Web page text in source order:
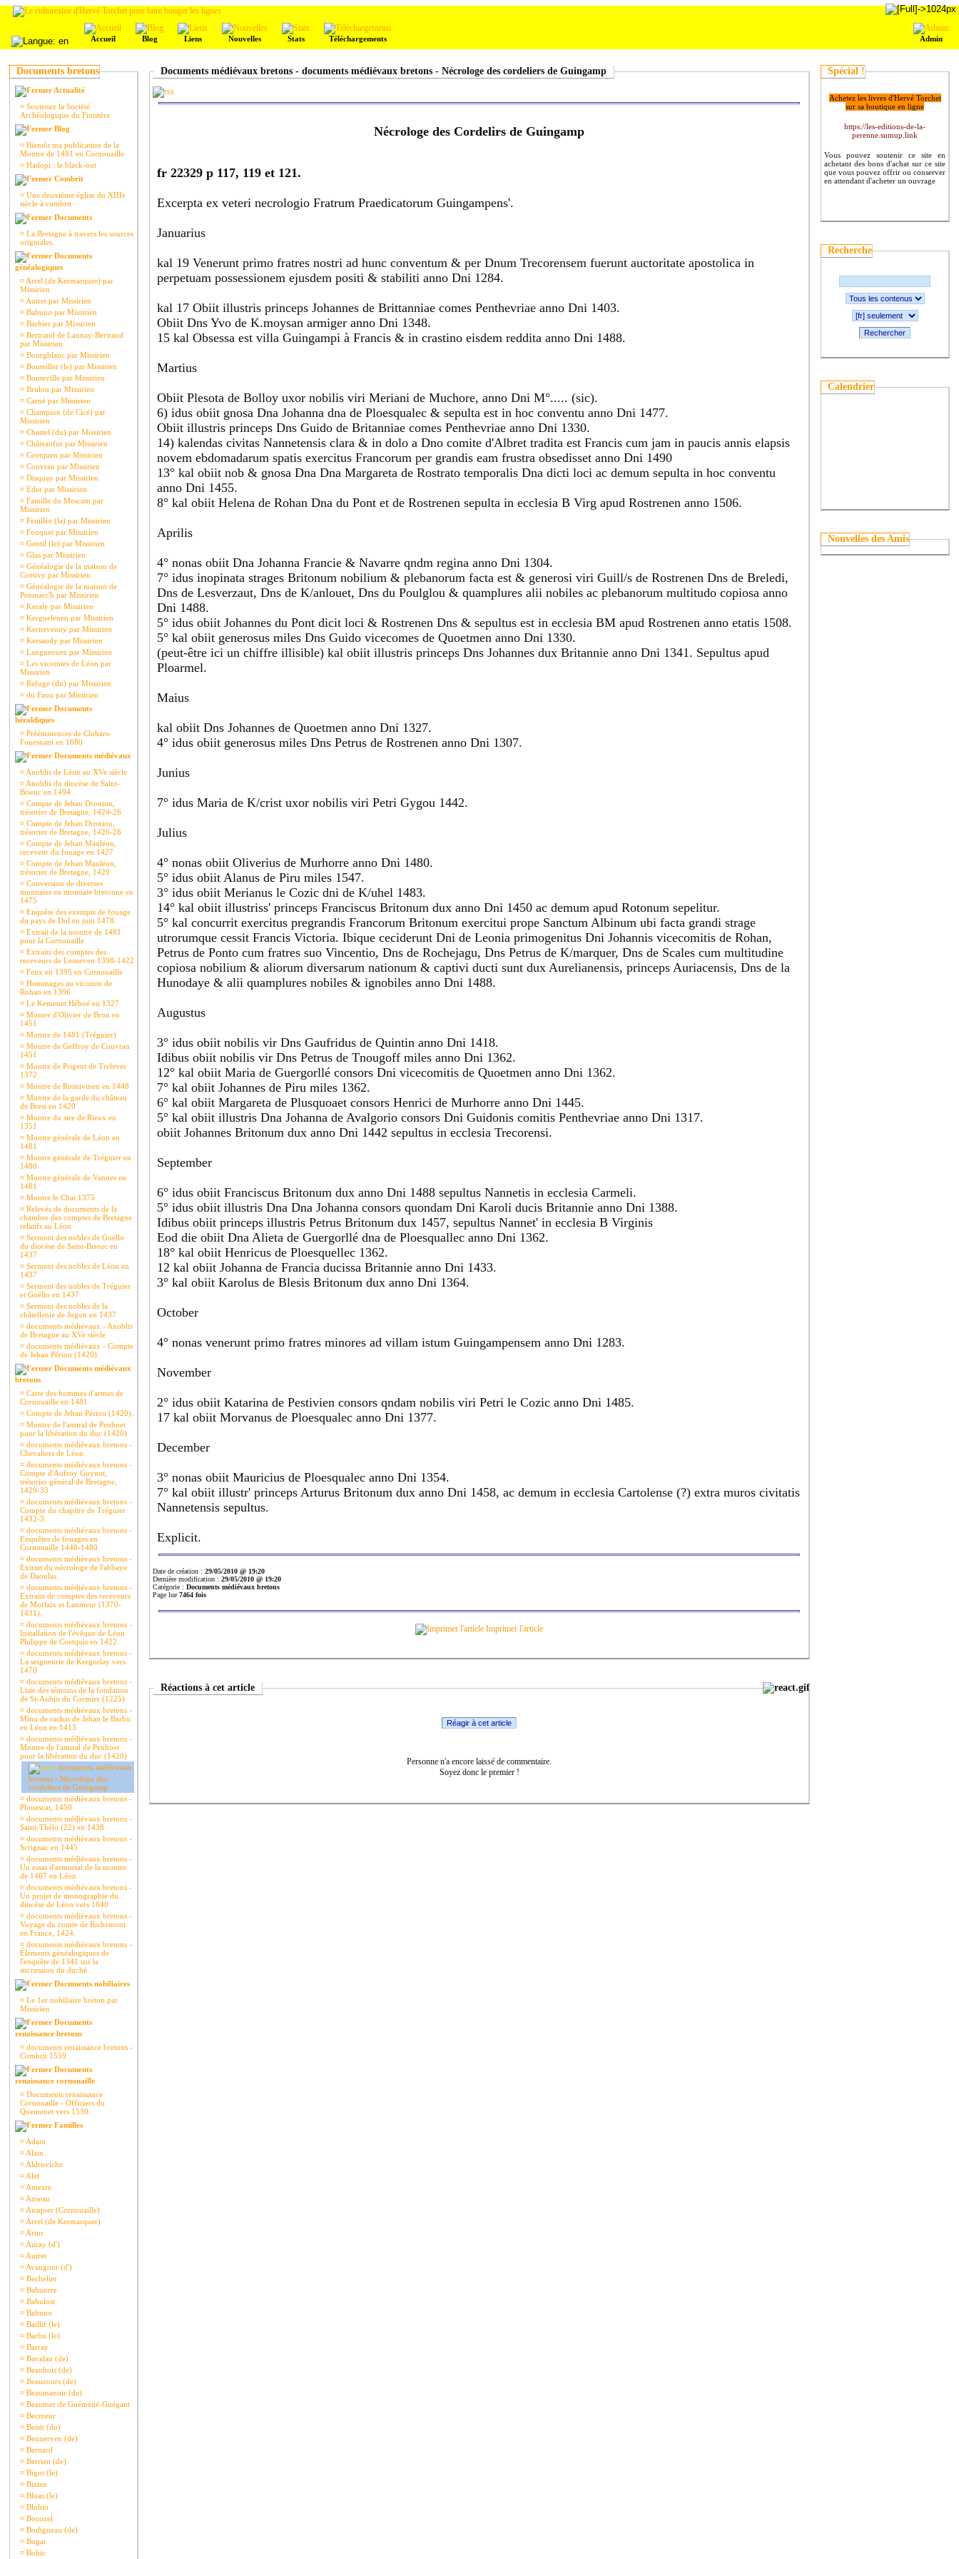
Admin
Accueil Blog Liens Nouvelles Stats Téléchargements
Documents bretons
Actualité
¤ Soutenez la Société
Archéologique du Finistère
Blog
¤ Bientôt ma publication de la
Montre de 1481 en Cornouaille
¤ Hadopi : le black-out
Combrit
¤ Une deuxième église du XIIIe
siècle à combrit
Documents
¤ La Bretagne à travers les sources
originales.
Documents
généalogiques
¤ Arrel (de Kermarquer) par
Missirien
¤ Autret par Missirien
¤ Bahuno par Missirien
¤ Barbier par Missirien
¤ Bertrand de Launay-Bertrand
par Missirien
¤ Bourgblanc par Missirien
¤ Bouteiller (le) par Missirien
¤ Bouteville par Missirien
¤ Brulon par Missirien
¤ Carné par Missirien
¤ Champion (de Cicé) par
Missirien
¤ Chastel (du) par Missirien
¤ Châteaufur par Missirien
¤ Coetquen par Missirien
¤ Couvran par Missirien
¤ Disquay par Missirien
¤ Eder par Missirien
¤ Famille du Mescam par
Missirien
¤ Feuillée (la) par Missirien
¤ Fouquet par Missirien
¤ Gentil (le) par Missirien
¤ Glas par Missirien
¤ Généalogie de la maison de
Coetivy par Missirien
¤ Généalogie de la maison de
Penmarc'h par Missirien
¤ Keraly par Missirien
¤ Kerguelenen par Missirien
¤ Kernevenoy par Missirien
¤ Kersaudy par Missirien
¤ Langueouez par Missirien
¤ Les vicomtes de Léon par
Missirien
¤ Refuge (du) par Missirien
¤ du Faou par Missirien
Documents
héraldiques
¤ Prééminences de Clohars-
Fouesnant en 1680
Documents médiévaux
¤ Anoblis de Léon au XVe siècle
¤ Anoblis du diocèse de Saint-
Brieuc en 1494
¤ Compte de Jehan Droniou,
trésorier de Bretagne, 1424-26
¤ Compte de Jehan Droniou,
trésorier de Bretagne, 1426-28
¤ Compte de Jehan Mauléon,
receveur du fouage en 1427
¤ Compte de Jehan Mauléon,
trésorier de Bretagne, 1429
¤ Conversion de diverses
monnaies en monnaie bretonne en
1475
¤ Enquête des exempts de fouage
du pays de Dol en juin 1478.
¤ Extrait de la montre de 1481
pour la Cornouaille
¤ Extraits des comptes des
receveurs de Lesneven 1398-1422
¤ Feux en 1395 en Cornouaille
¤ Hommages au vicomte de
Rohan en 1396
¤ Le Kemenet Héboé en 1327
¤ Montre d'Olivier de Bron en
1451
¤ Montre de 1481 (Tréguier)
¤ Montre de Geffroy de Couvran
1451
¤ Montre de Prigent de Trelever
1372
¤ Montre de Rosnivinen en 1448
¤ Montre de la garde du château
de Brest en 1420
¤ Montre du sire de Rieux en
1351
¤ Montre générale de Léon en
1481
¤ Montre générale de Tréguier en
1480.
¤ Montre générale de Vannes en
1481
¤ Montre le Chat 1375
¤ Relevés de documents de la
chambre des comptes de Bretagne
relatifs au Léon
¤ Serment des nobles de Goëllo
du diocèse de Saint-Brieuc en
1437
¤ Serment des nobles de Léon en
1437
¤ Serment des nobles de Tréguier
et Goëllo en 1437
¤ Serment des nobles de la
châtellenie de Jugon en 1437
¤ documents médiévaux - Anoblis
de Bretagne au XVe siècle
¤ documents médiévaux - Compte
de Jehan Périou (1420).
Documents médiévaux
bretons
¤ Carte des hommes d'armes de
Cornouaille en 1481
¤ Compte de Jehan Périou (1420).
¤ Montre de l'amiral de Penhoet
pour la libération du duc (1420)
¤ documents médiévaux bretons -
Chevaliers de Léon
¤ documents médiévaux bretons -
Compte d'Aufroy Guynot,
trésorier général de Bretagne,
1429-33
¤ documents médiévaux bretons -
Compte du chapitre de Tréguier
1432-3.
¤ documents médiévaux bretons -
Enquêtes de fouages en
Cornouaille 1440-1480
¤ documents médiévaux bretons -
Extrait du nécrologe de l'abbaye
de Daoulas
¤ documents médiévaux bretons -
Extraits de comptes des receveurs
de Morlaix et Lanmeur (1370-
1431).
¤ documents médiévaux bretons -
Installation de l'évêque de Léon
Philippe de Coetquis en 1422.
¤ documents médiévaux bretons -
La seigneurie de Kergorlay vers
1470
¤ documents médiévaux bretons -
Liste des témoins de la fondation
de St-Aubin du Cormier (1225)
¤ documents médiévaux bretons -
Minu de rachat de Jehan le Barbu
en Léon en 1413
¤ documents médiévaux bretons -
Montre de l'amiral de Penhoet
pour la libération du duc (1420)
documents médiévaux
bretons - Nécrologe des
cordeliers de Guingamp
¤ documents médiévaux bretons -
Plouescat, 1450
¤ documents médiévaux bretons -
Saint-Thélo (22) en 1438
¤ documents médiévaux bretons -
Scrignac en 1445
¤ documents médiévaux bretons -
Un essai d'armorial de la montre
de 1467 en Léon
¤ documents médiévaux bretons -
Un projet de monographie du
diocèse de Léon vers 1640
¤ documents médiévaux bretons -
Voyage du comte de Richemont
en France, 1424.
¤ documents médiévaux bretons -
Éléments généalogiques de
l'enquête de 1341 sur la
succession du duché
Documents nobiliaires
¤ Le 1er nobiliaire breton par
Missirien
Documents
renaissance bretons
¤ documents renaissance bretons -
Combrit 1559
Documents
renaissance cornouaille
¤ Documents renaissance
Cornouaille - Officiers du
Quemenet vers 1530.
Familles
¤ Adam
¤ Alain
¤ Aldroviche
¤ Alet
¤ Amezre
¤ Anseau
¤ Ansquer (Cornouaille)
¤ Arrel (de Kermarquer)
¤ Artur
¤ Auray (d')
¤ Autret
¤ Avaugour (d')
¤ Bachelier
¤ Bahuezre
¤ Bahulost
¤ Bahuno
¤ Baillif (le)
¤ Barbu (le)
¤ Barray
¤ Bavalan (de)
¤ Beaubois (de)
¤ Beaucours (de)
¤ Beaumanoir (de)
¤ Beaumer de Guéméné-Guégant
¤ Becmeur
¤ Beisit (du)
¤ Bennerven (de)
¤ Bernard
¤ Berrien (de)
¤ Bigot (le)
¤ Bizien
¤ Bloas (le)
¤ Blohio
¤ Bocozel
¤ Bodigneau (de)
¤ Bogar
¤ Bohic
Documents médiévaux bretons - documents médiévaux bretons - Nécrologe des cordeliers de Guingamp
Nécrologe des Cordelirs de Guingamp
fr 22329 p 117, 119 et 121.
Excerpta ex veteri necrologio Fratrum Praedicatorum Guingampens'.
Januarius
kal 19 Venerunt primo fratres nostri ad hunc conventum & per Dnum Trecorensem fuerunt auctoritate apostolica in
perpetuam possessionem ejusdem positi & stabiliti anno Dni 1284.
kal 17 Obiit illustris princeps Johannes de Brittanniae comes Penthevriae anno Dni 1403.
Obiit Dns Yvo de K.moysan armiger anno Dni 1348.
15 kal Obsessa est villa Guingampi à Francis & in crastino eisdem reddita anno Dni 1488.
Martius
Obiit Plesota de Bolloy uxor nobilis viri Meriani de Muchore, anno Dni M°..... (sic).
6) idus obiit gnosa Dna Johanna dna de Ploesqualec & sepulta est in hoc conventu anno Dni 1477.
Obiit illustris princeps Dns Guido de Britanniae comes Penthevriae anno Dni 1330.
14) kalendas civitas Nannetensis clara & in dolo a Dno comite d'Albret tradita est Francis cum jam in paucis annis elapsis
novem ebdomadarum spatis exercitus Francorum per grandis eam frustra obsedisset anno Dni 1490
13° kal obiit nob & gnosa Dna Dna Margareta de Rostrato temporalis Dna dicti loci ac demum sepulta in hoc conventu
anno Dni 1455.
8° kal obiit Helena de Rohan Dna du Pont et de Rostrenen sepulta in ecclesia B Virg apud Rostrenen anno 1506.
Aprilis
4° nonas obiit Dna Johanna Francie & Navarre qndm regina anno Dni 1304.
7° idus inopinata strages Britonum nobilium & plebanorum facta est & generosi viri Guill/s de Rostrenen Dns de Breledi,
Dns de Lesverzaut, Dns de K/anlouet, Dns du Poulglou & quamplures alii nobiles ac plebanorum multitudo copiosa anno
Dni 1488.
5° idus obiit Johannes du Pont dicit loci & Rostrenen Dns & sepultus est in ecclesia BM apud Rostrenen anno etatis 1508.
5° kal obiit generosus miles Dns Guido vicecomes de Quoetmen anno Dni 1330.
(peut-être ici un chiffre illisible) kal obiit illustris princeps Dns Johannes dux Britannie anno Dni 1341. Sepultus apud
Ploarmel.
Maius
kal obiit Dns Johannes de Quoetmen anno Dni 1327.
4° idus obiit generosus miles Dns Petrus de Rostrenen anno Dni 1307.
Junius
7° idus Maria de K/crist uxor nobilis viri Petri Gygou 1442.
Julius
4° nonas obiit Oliverius de Murhorre anno Dni 1480.
5° idus obiit Alanus de Piru miles 1547.
3° idus obiit Merianus le Cozic dni de K/uhel 1483.
14° kal obiit illustriss' princeps Franciscus Britonum dux anno Dni 1450 ac demum apud Rotonum sepelitur.
5° kal concurrit exercitus pregrandis Francorum Britonum exercitui prope Sanctum Albinum ubi facta grandi strage
utrorumque cessit Francis Victoria. Ibique ceciderunt Dni de Leonia primogenitus Dni Johannis vicecomitis de Rohan,
Petrus de Ponto cum fratres suo Vincentio, Dns de Rochejagu, Dns Petrus de K/marquer, Dns de Scales cum multitudine
copiosa nobilium & aliorum diversarum nationum & captivi ducti sunt dux Aurelianensis, princeps Auriacensis, Dns de la
Hunodaye & alii quamplures nobiles & ignobiles anno Dni 1488.
Augustus
3° idus obiit nobilis vir Dns Gaufridus de Quintin anno Dni 1418.
Idibus obiit nobilis vir Dns Petrus de Tnougoff miles anno Dni 1362.
12° kal obiit Maria de Guergorllé consors Dni vicecomitis de Quoetmen anno Dni 1362.
7° kal obiit Johannes de Piru miles 1362.
6° kal obiit Margareta de Plusquoaet consors Henrici de Murhorre anno Dni 1445.
5° kal obiit illustris Dna Johanna de Avalgorio consors Dni Guidonis comitis Penthevriae anno Dni 1317.
obiit Johannes Britonum dux anno Dni 1442 sepultus in ecclesia Trecorensi.
September
6° idus obiit Franciscus Britonum dux anno Dni 1488 sepultus Nannetis in ecclesia Carmeli.
5° idus obiit illustris Dna Dna Johanna consors quondam Dni Karoli ducis Britannie anno Dni 1388.
Idibus obiit princeps illustris Petrus Britonum dux 1457, sepultus Nannet' in ecclesia B Virginis
Eod die obiit Dna Alieta de Guergorllé dna de Ploesquallec anno Dni 1362.
18° kal obiit Henricus de Ploesquellec 1362.
12 kal obiit Johanna de Francia ducissa Britannie anno Dni 1433.
3° kal obiit Karolus de Blesis Britonum dux anno Dni 1364.
October
4° nonas venerunt primo fratres minores ad villam istum Guingampensem anno Dni 1283.
November
2° idus obiit Katarina de Pestivien consors qndam nobilis viri Petri le Cozic anno Dni 1485.
17 kal obiit Morvanus de Ploesqualec anno Dni 1377.
December
3° nonas obiit Mauricius de Ploesqualec anno Dni 1354.
7° kal obiit illustr' princeps Arturus Britonum dux anno Dni 1458, ac demum in ecclesia Cartolense (?) extra muros civitatis
Nannetensis sepultus.
Explicit.
Date de création : 29/05/2010 @ 19:20
Dernière modification : 29/05/2010 @ 19:20
Catégorie : Documents médiévaux bretons
Page lue 7464 fois
Imprimer l'article
Réactions à cet article
Réagir à cet article
Personne n'a encore laissé de commentaire.
Soyez donc le premier !
Spécial !
Achetez les livres d'Hervé Torchet
sur sa boutique en ligne
https://les-editions-de-la-
perenne.sumup.link
Vous pouvez soutenir ce site en
achetant des bons d'achat sur ce site
que vous pouvez offrir ou conserver
en attendant d'acheter un ouvrage
Recherche
Rechercher
Calendrier
Nouvelles des Amis